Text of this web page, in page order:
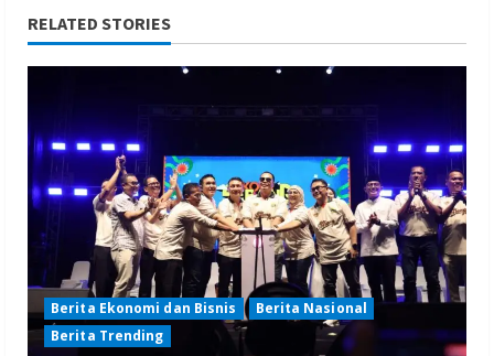
RELATED STORIES
Berita Ekonomi dan Bisnis
Berita Nasional
Berita Trending